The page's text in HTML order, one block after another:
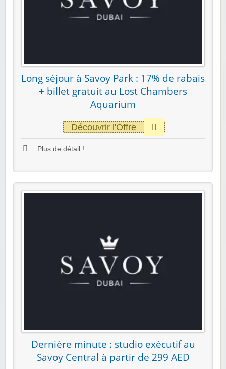
Long séjour à Savoy Park : 17% de rabais
+ billet gratuit au Lost Chambers
Aquarium
Découvrir l'Offre
Plus de détail !
Dernière minute : studio exécutif au
Savoy Central à partir de 299 AED